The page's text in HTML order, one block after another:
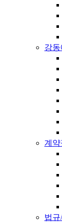
강
계약
법